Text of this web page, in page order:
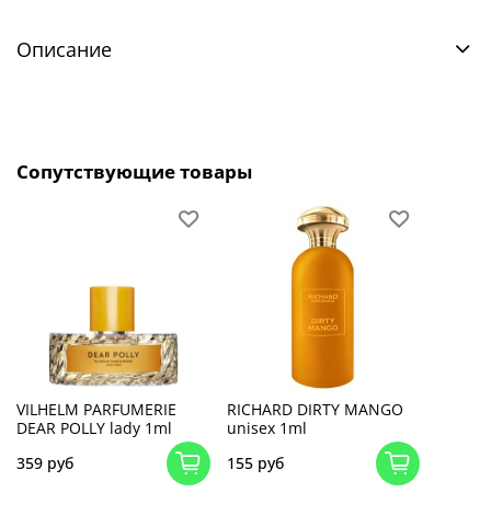
Описание
Сопутствующие товары
VILHELM PARFUMERIE
DEAR POLLY lady 1ml
359 руб
RICHARD DIRTY MANGO
unisex 1ml
155 руб